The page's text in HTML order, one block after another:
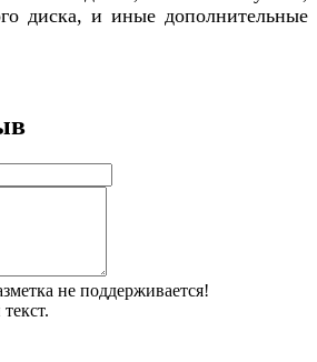
диска, и иные дополнительные
не поддерживается!